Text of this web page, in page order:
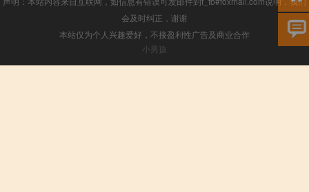
会及时纠正，谢谢
本站仅为个人兴趣爱好，不接盈利性广告及商业合作
小男孩